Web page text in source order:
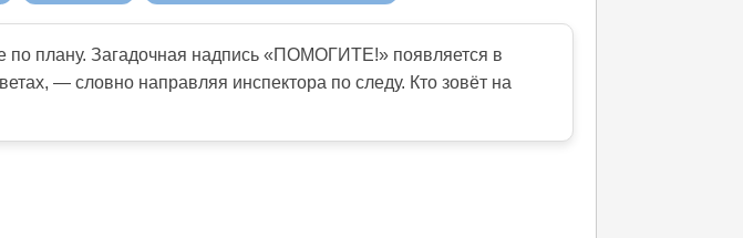
по плану. Загадочная надпись «ПОМОГИТЕ!» появляется в
— словно направляя инспектора по следу. Кто зовёт на